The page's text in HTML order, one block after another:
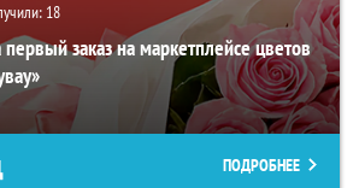
18
заказ на маркетплейсе цветов
ПОДРОБНЕЕ